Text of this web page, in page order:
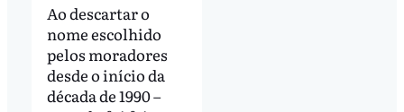
Ao descartar o
nome escolhido
pelos moradores
desde o início da
década de 1990 –